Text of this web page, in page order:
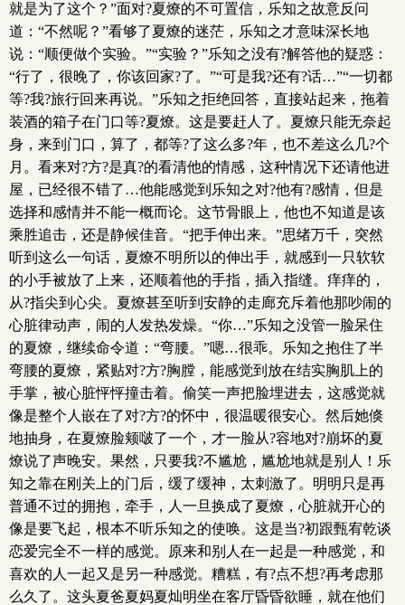
就是为了这个？”面对?夏燎的不可置信，乐知之故意反问
道：“不然呢？”看够了夏燎的迷茫，乐知之才意味深长地
说：“顺便做个实验。”“实验？”乐知之没有?解答他的疑惑：
“行了，很晚了，你该回家?了。”“可是我?还有?话…”“一切都
等?我?旅行回来再说。”乐知之拒绝回答，直接站起来，拖着
装酒的箱子在门口等?夏燎。这是要赶人了。夏燎只能无奈起
身，来到门口，算了，都等?了这么多?年，也不差这么几?个
月。看来对?方?是真?的看清他的情感，这种情况下还请他进
屋，已经很不错了…他能感觉到乐知之对?他有?感情，但是
选择和感情并不能一概而论。这节骨眼上，他也不知道是该
乘胜追击，还是静候佳音。“把手伸出来。”思绪万千，突然
听到这么一句话，夏燎不明所以的伸出手，就感到一只软软
的小手被放了上来，还顺着他的手指，插入指缝。痒痒的，
从?指尖到心尖。夏燎甚至听到安静的走廊充斥着他那吵闹的
心脏律动声，闹的人发热发燥。“你…”乐知之没管一脸呆住
的夏燎，继续命令道：“弯腰。”嗯…很乖。乐知之抱住了半
弯腰的夏燎，紧贴对?方?胸膛，能感觉到放在结实胸肌上的
手掌，被心脏怦怦撞击着。偷笑一声把脸埋进去，这感觉就
像是整个人嵌在了对?方?的怀中，很温暖很安心。然后她倏
地抽身，在夏燎脸颊啵了一个，才一脸从?容地对?崩坏的夏
燎说了声晚安。果然，只要我?不尴尬，尴尬地就是别人！乐
知之靠在刚关上的门后，缓了缓神，太刺激了。明明只是再
普通不过的拥抱，牵手，人一旦换成了夏燎，心脏就开心的
像是要飞起，根本不听乐知之的使唤。这是当?初跟甄宥乾谈
恋爱完全不一样的感觉。原来和别人在一起是一种感觉，和
喜欢的人一起又是另一种感觉。糟糕，有?点不想?再考虑那
么久了。这头夏爸夏妈夏灿明坐在客厅昏昏欲睡，就在他们